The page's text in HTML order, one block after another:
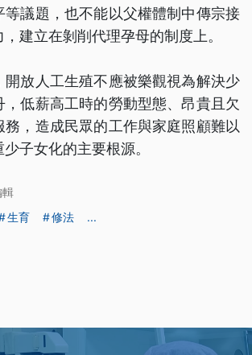
等議題，也不能以父權體制中傳宗接
建立在剝削代理孕母的制度上。
開放人工生殖不應被樂觀視為解決少
，低薪高工時的勞動型態、昂貴且欠
務，造成民眾的工作與家庭照顧難以
子女化的主要根源。
輯
生育 修法 ...